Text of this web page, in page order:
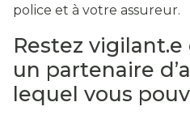
police et à votre assureur.
Restez
un partenaire
lequel vous